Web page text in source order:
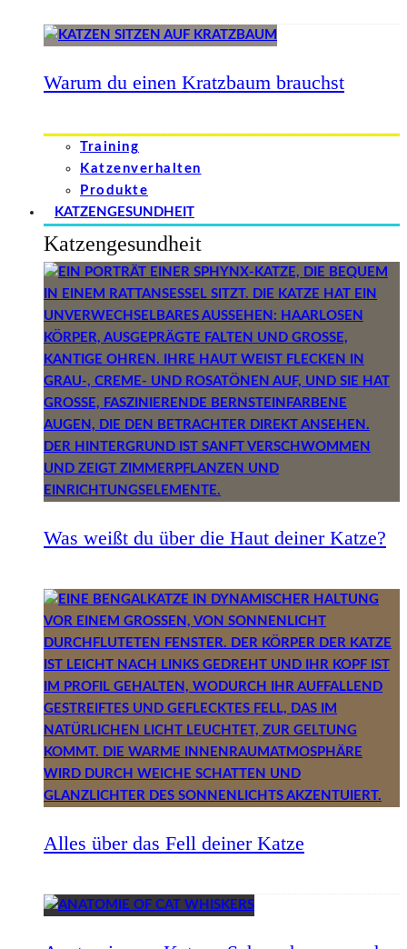
Warum du einen Kratzbaum brauchst
Training
Katzenverhalten
Produkte
KATZENGESUNDHEIT
Katzengesundheit
Was weißt du über die Haut deiner Katze?
Alles über das Fell deiner Katze